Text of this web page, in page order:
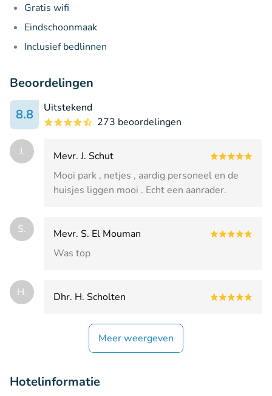
Gratis wifi
Eindschoonmaak
Inclusief bedlinnen
Beoordelingen
8.8
Uitstekend
273 beoordelingen
J.
Mevr. J. Schut
Mooi park , netjes , aardig personeel en de
huisjes liggen mooi . Echt een aanrader.
S.
Mevr. S. El Mouman
Was top
H. Dhr. H. Scholten
Meer weergeven
Hotelinformatie